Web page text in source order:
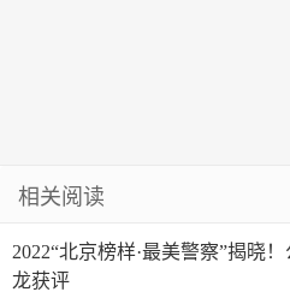
相关阅读
2022“北京榜样·最美警察”揭晓
龙获评